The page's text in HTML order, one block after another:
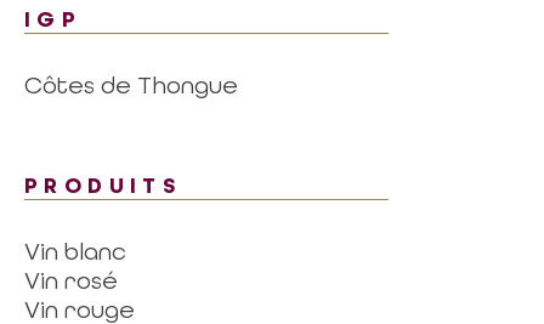
IGP
Côtes de Thongue
PRODUITS
Vin blanc
Vin rosé
Vin rouge